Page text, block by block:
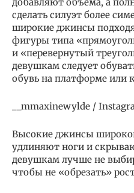
сделать силуэт более
широкие джинсы
фигуры типа
и «перевернутый
девушкам следует
обувь на платформе или
__mmaxinewylde /
Высокие джинсы
удлиняют ноги и
девушкам лучше не
чтобы не «обрезать»